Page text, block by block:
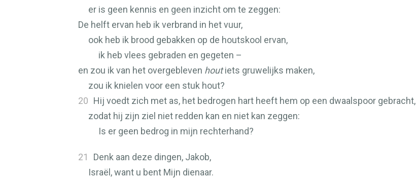
er is geen kennis en geen inzicht om te zeggen:
De helft ervan heb ik verbrand in het vuur,
ook heb ik brood gebakken op de houtskool ervan,
ik heb vlees gebraden en gegeten –
en zou ik van het overgebleven houtiets gruwelijks maken,
zou ik knielen voor een stuk hout?
20 Hij voedt zich met as, het bedrogen hart heeft hem op een dwaalspoor gebracht,
zodat hij zijn ziel niet redden kan en niet kan zeggen:
Is er geen bedrog in mijn rechterhand?
21
Denk aan deze dingen, Jakob,
Israël, want u bent Mijn dienaar.